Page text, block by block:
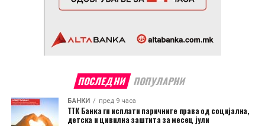
ПОСЛЕДНИ ПОПУЛАРНИ
БАНКИ пред 9 часа
ТТК Банка ги исплати паричните права од социјална,
детска и цивилна заштита за месец јули